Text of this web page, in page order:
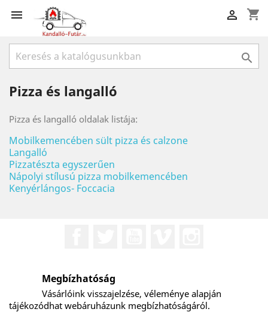
 shopping_cart


Pizza és langalló
Pizza és langalló oldalak listája:
Mobilkemencében sült pizza és calzone
Langalló
Pizzatészta egyszerűen
Nápolyi stílusú pizza mobilkemencében
Kenyérlángos- Foccacia
Megbízhatóság
Vásárlóink visszajelzése, véleménye alapján
tájékozódhat webáruházunk megbízhatóságáról.